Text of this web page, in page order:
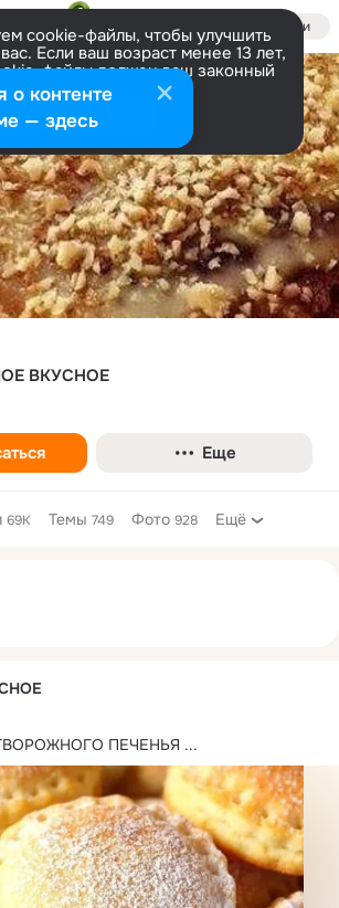
Войти
cookie-файлы, чтобы улучшить
Если ваш возраст менее 13 лет,
файлы должен ваш законный
Больше информации
Настроить
ВКУСНОЕ
Еще
69K Темы 749 Фото 928 Ещё
ПЕЧЕНЬЯ ...
контенте
— здесь